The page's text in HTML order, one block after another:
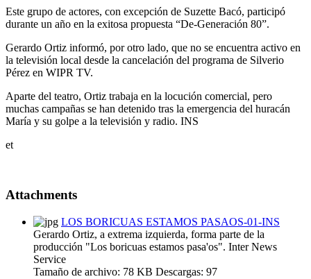
Este grupo de actores, con excepción de Suzette Bacó, participó
durante un año en la exitosa propuesta “De-Generación 80”.
Gerardo Ortiz informó, por otro lado, que no se encuentra activo en
la televisión local desde la cancelación del programa de Silverio
Pérez en WIPR TV.
Aparte del teatro, Ortiz trabaja en la locución comercial, pero
muchas campañas se han detenido tras la emergencia del huracán
María y su golpe a la televisión y radio. INS
et
Attachments
LOS BORICUAS ESTAMOS PASAOS-01-INS
Gerardo Ortiz, a extrema izquierda, forma parte de la
producción "Los boricuas estamos pasa'os". Inter News
Service
Tamaño de archivo: 78 KB Descargas: 97